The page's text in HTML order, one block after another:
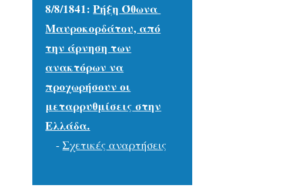
8/8/1841:Ρήξη Όθωνα 
Μαυροκορδάτου, από
την άρνηση των
ανακτόρων να
προχωρήσουν οι
μεταρρυθμίσεις στην
Ελλάδα.
-Σχετικές αναρτήσεις